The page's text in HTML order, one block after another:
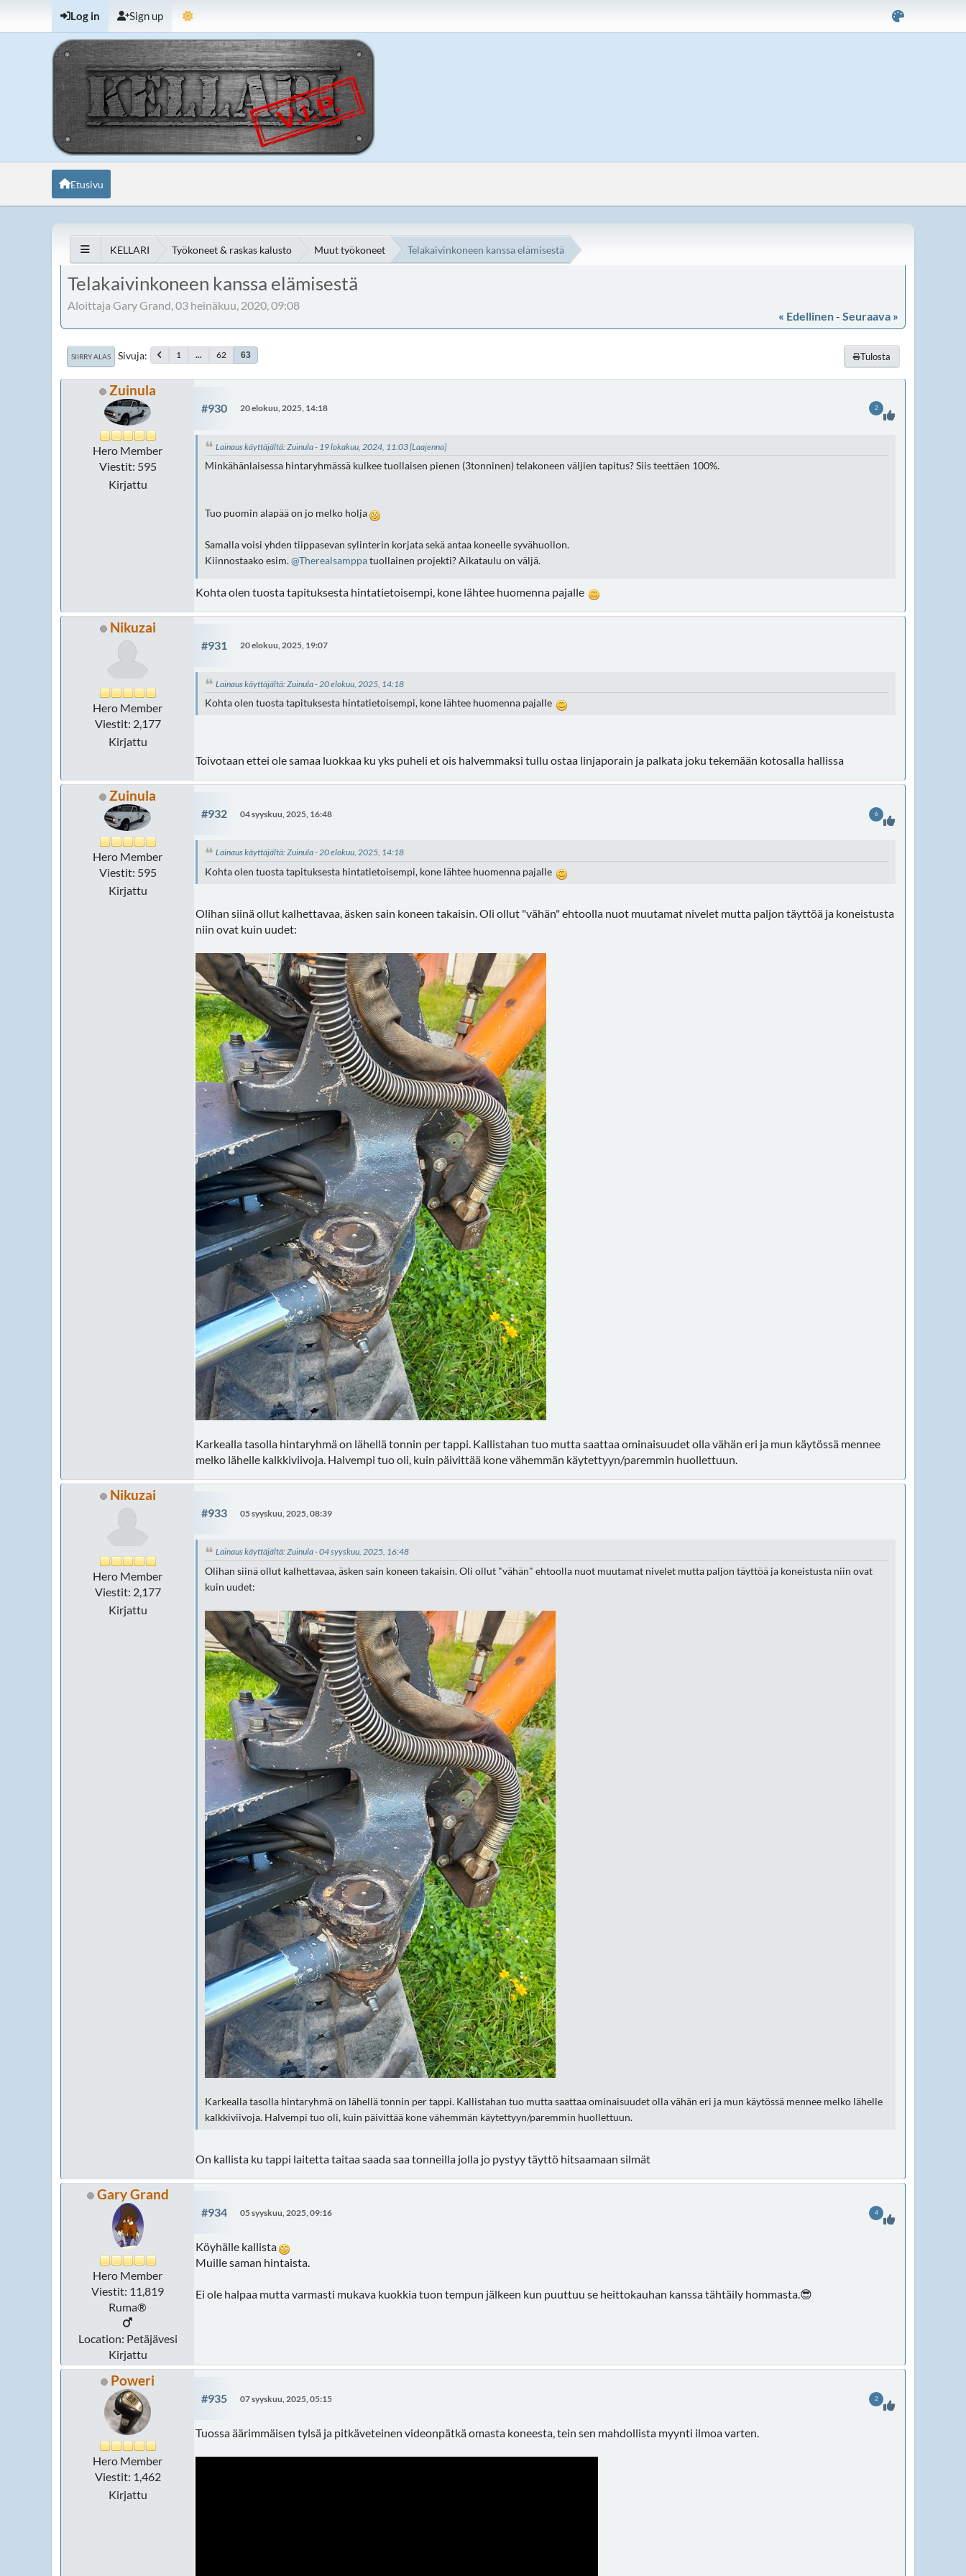
Log in Sign up
Etusivu
KELLARI Työkoneet & raskas kalusto Muut työkoneet Telakaivinkoneen kanssa elämisestä
Telakaivinkoneen kanssa elämisestä
Aloittaja Gary Grand, 03 heinäkuu, 2020, 09:08
« Edellinen- Seuraava »
Tulosta
SIIRRY ALAS Sivuja 1 ... 62 63
Zuinula
Hero Member
Viestit: 595
Kirjattu
#930 20 elokuu, 2025, 14:18
Lainaus käyttäjältä: Zuinula - 19 lokakuu, 2024, 11:03[Laajenna]
Minkähänlaisessa hintaryhmässä kulkee tuollaisen pienen (3tonninen) telakoneen väljien tapitus? Siis teettäen 100%.
Tuo puomin alapää on jo melko holja
Samalla voisi yhden tiippasevan sylinterin korjata sekä antaa koneelle syvähuollon.
Kiinnostaako esim.@Therealsamppatuollainen projekti? Aikataulu on väljä.
Tai onko jotain ideaa mistä kyselisi? Kone on tässä ylä-Pirkanmaalla.
Kohta olen tuosta tapituksesta hintatietoisempi, kone lähtee huomenna pajalle
2
Nikuzai
Hero Member
Viestit: 2,177
Kirjattu
#931 20 elokuu, 2025, 19:07
Lainaus käyttäjältä: Zuinula - 20 elokuu, 2025, 14:18
Kohta olen tuosta tapituksesta hintatietoisempi, kone lähtee huomenna pajalle
Toivotaan ettei ole samaa luokkaa ku yks puheli et ois halvemmaksi tullu ostaa linjaporain ja palkata joku tekemään kotosalla hallissa
Zuinula
Hero Member
Viestit: 595
Kirjattu
#932 04 syyskuu, 2025, 16:48
Lainaus käyttäjältä: Zuinula - 20 elokuu, 2025, 14:18
Kohta olen tuosta tapituksesta hintatietoisempi, kone lähtee huomenna pajalle
Olihan siinä ollut kalhettavaa, äsken sain koneen takaisin. Oli ollut "vähän" ehtoolla nuot muutamat nivelet mutta paljon täyttöä ja koneistusta
niin ovat kuin uudet:
Karkealla tasolla hintaryhmä on lähellä tonnin per tappi. Kallistahan tuo mutta saattaa ominaisuudet olla vähän eri ja mun käytössä mennee
melko lähelle kalkkiviivoja. Halvempi tuo oli, kuin päivittää kone vähemmän käytettyyn/paremmin huollettuun.
6
Nikuzai
Hero Member
Viestit: 2,177
Kirjattu
#933 05 syyskuu, 2025, 08:39
Lainaus käyttäjältä: Zuinula - 04 syyskuu, 2025, 16:48
Olihan siinä ollut kalhettavaa, äsken sain koneen takaisin. Oli ollut "vähän" ehtoolla nuot muutamat nivelet mutta paljon täyttöä ja koneistusta niin ovat
kuin uudet:
Karkealla tasolla hintaryhmä on lähellä tonnin per tappi. Kallistahan tuo mutta saattaa ominaisuudet olla vähän eri ja mun käytössä mennee melko lähelle
kalkkiviivoja. Halvempi tuo oli, kuin päivittää kone vähemmän käytettyyn/paremmin huollettuun.
On kallista ku tappi laitetta taitaa saada saa tonneilla jolla jo pystyy täyttö hitsaamaan silmät
Gary Grand
Hero Member
Viestit: 11,819
Ruma®
Location: Petäjävesi
Kirjattu
#934 05 syyskuu, 2025, 09:16
Köyhälle kallista
Muille saman hintaista.
Ei ole halpaa mutta varmasti mukava kuokkia tuon tempun jälkeen kun puuttuu se heittokauhan kanssa tähtäily hommasta.😎
4
Poweri
Hero Member
Viestit: 1,462
Kirjattu
#935 07 syyskuu, 2025, 05:15
Tuossa äärimmäisen tylsä ja pitkäveteinen videonpätkä omasta koneesta, tein sen mahdollista myynti ilmoa varten.
2